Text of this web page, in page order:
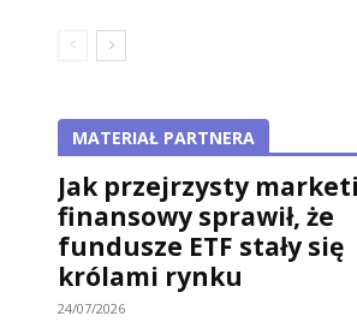
MATERIAŁ PARTNERA
Jak przejrzysty
finansowy sprawił, że
fundusze ETF stały się
królami rynku
24/07/2026